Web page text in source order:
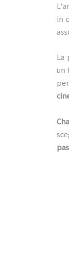
in
La
un